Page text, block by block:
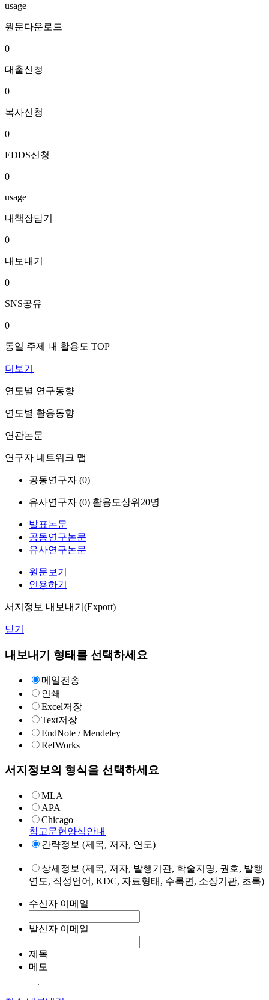
usage
원문다운로드
0
대출신청
0
복사신청
0
EDDS신청
0
usage
내책장담기
0
내보내기
0
SNS공유
0
동일 주제 내 활용도 TOP
더보기
연도별 연구동향
연도별 활용동향
연관논문
연구자 네트워크 맵
공동연구자 (0)
유사연구자 (0) 활용도상위20명
발표논문
공동연구논문
유사연구논문
원문보기
인용하기
서지정보 내보내기(Export)
닫기
내보내기 형태를 선택하세요
메일전송
인쇄
Excel저장
Text저장
EndNote / Mendeley
RefWorks
서지정보의 형식을 선택하세요
MLA
APA
Chicago
참고문헌양식안내
간략정보 (제목, 저자, 연도)
상세정보 (제목, 저자, 발행기관, 학술지명, 권호, 발행
연도, 작성언어, KDC, 자료형태, 수록면, 소장기관, 초록)
수신자 이메일
발신자 이메일
제목
메모